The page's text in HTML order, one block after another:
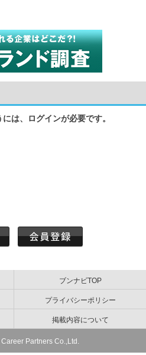
は、ログインが必要です。
ブンナビTOP
プライバシーポリシー
掲載内容について
Partners Co.,Ltd.